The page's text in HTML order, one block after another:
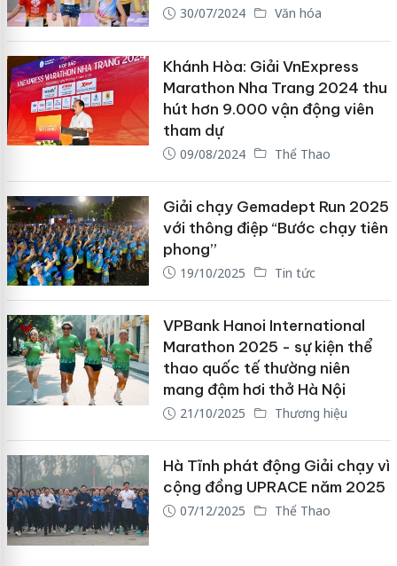
30/07/2024 Văn hóa
Khánh Hòa: Giải VnExpress
Marathon Nha Trang 2024 thu
hút hơn 9.000 vận động viên
tham dự
09/08/2024 Thể Thao
Giải chạy Gemadept Run 2025
với thông điệp “Bước chạy tiên
phong”
19/10/2025 Tin tức
VPBank Hanoi International
Marathon 2025 - sự kiện thể
thao quốc tế thường niên
mang đậm hơi thở Hà Nội
21/10/2025 Thương hiệu
Hà Tĩnh phát động Giải chạy vì
cộng đồng UPRACE năm 2025
07/12/2025 Thể Thao